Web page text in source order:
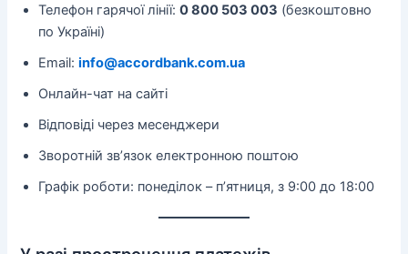
Телефон гарячої лінії:0 800 503 003 (безкоштовно
по Україні)
Email:info@accordbank.com.ua
Онлайн-чат на сайті
Відповіді через месенджери
Зворотній зв’язок електронною поштою
Графік роботи: понеділок – п’ятниця, з 9:00 до 18:00